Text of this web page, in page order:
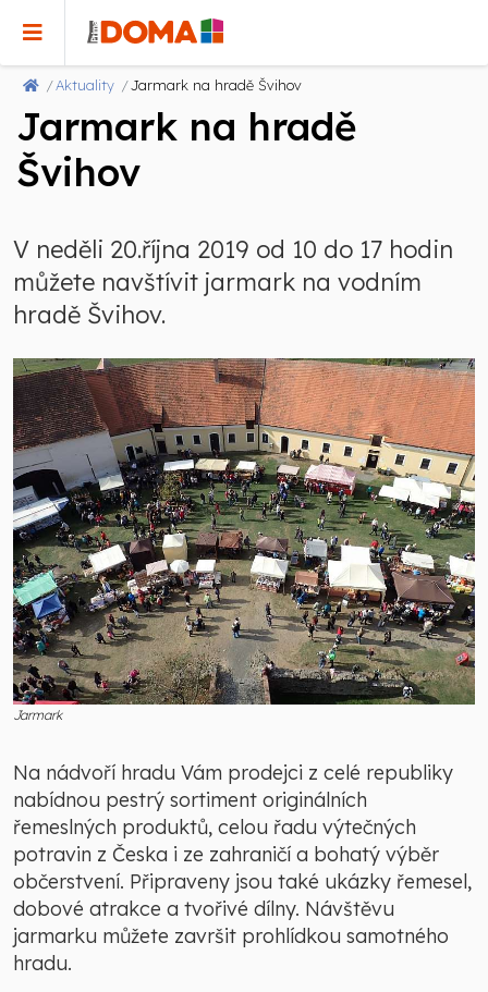
Aktuality Jarmark na hradě Švihov
Jarmark na hradě
Švihov
V neděli 20.října 2019 od 10 do 17 hodin
můžete navštívit jarmark na vodním
hradě Švihov.
Jarmark
Na nádvoří hradu Vám prodejci z celé republiky
nabídnou pestrý sortiment originálních
řemeslných produktů, celou řadu výtečných
potravin z Česka i ze zahraničí a bohatý výběr
občerstvení. Připraveny jsou také ukázky řemesel,
dobové atrakce a tvořivé dílny. Návštěvu
jarmarku můžete završit prohlídkou samotného
hradu.